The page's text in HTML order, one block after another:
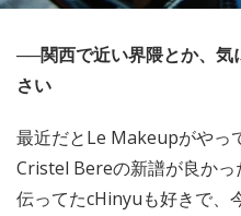
──関西で近い界隈とか、気
さい
最近だとLe Makeupがやっ
Cristel Bereの新譜が良か
伝ってたcHinyuも好きで、